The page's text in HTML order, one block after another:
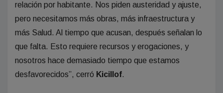
relación por habitante. Nos piden austeridad y ajuste,
pero necesitamos más obras, más infraestructura y
más Salud. Al tiempo que acusan, después señalan lo
que falta. Esto requiere recursos y erogaciones, y
nosotros hace demasiado tiempo que estamos
desfavorecidos”, cerró Kicillof.